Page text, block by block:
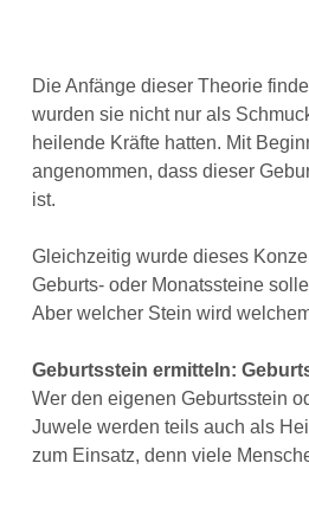
Die Anfänge dieser Theorie
wurden sie nicht nur als
heilende Kräfte hatten. Mit
angenommen, dass dieser
ist.
Gleichzeitig wurde dieses
Geburts- oder Monatssteine
Aber welcher Stein wird
Geburtsstein ermitteln:
Wer den eigenen Geburtsstein
Juwele werden teils auch als
zum Einsatz, denn viele